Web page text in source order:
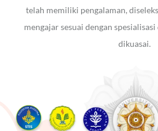
telah memiliki pengalaman,
mengajar sesuai dengan
dikuasai.